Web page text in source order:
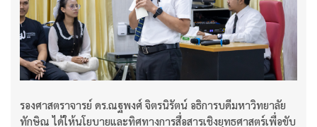
รองศาสตราจารย์ ดร.ณฐพงศ์ จิตรนิรัตน์ อธิการบดีมหาวิทยาลัย
ทักษิณ ได้ให้นโยบายและทิศทางการสื่อสารเชิงยุทธศาสตร์เพื่อขับ